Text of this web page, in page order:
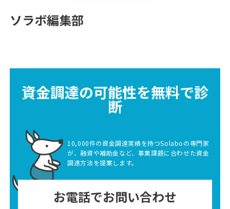
ソラボ編集部
資金調達の可能性を無料で診
断
10,000件の資金調達実績を持つSolaboの専門家
が、融資や補助金など、事業課題に合わせた資金
調達方法を提案します。
お電話でお問い合わせ